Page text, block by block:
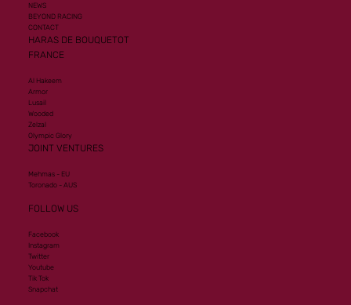
NEWS
BEYOND RACING
CONTACT
HARAS DE BOUQUETOT
FRANCE
Al Hakeem
Armor
Lusail
Wooded
Zelzal
Olympic Glory
JOINT VENTURES
Mehmas - EU
Toronado - AUS
FOLLOW US
Facebook
Instagram
Twitter
Youtube
Tik Tok
Snapchat